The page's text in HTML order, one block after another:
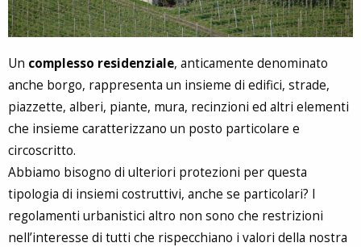
Un complesso residenziale, anticamente denominato
anche borgo, rappresenta un insieme di edifici, strade,
piazzette, alberi, piante, mura, recinzioni ed altri elementi
che insieme caratterizzano un posto particolare e
circoscritto.
Abbiamo bisogno di ulteriori protezioni per questa
tipologia di insiemi costruttivi, anche se particolari? I
regolamenti urbanistici altro non sono che restrizioni
nell’interesse di tutti che rispecchiano i valori della nostra